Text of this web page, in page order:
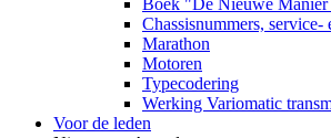
Boek "De Nieuwe
Chassisnummers, service-
Marathon
Motoren
Typecodering
Werking Variomatic
Voor de leden